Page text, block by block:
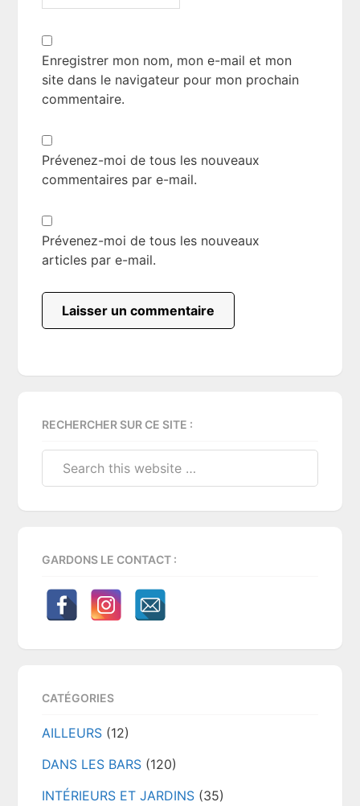
Enregistrer mon nom, mon e-mail et mon
site dans le navigateur pour mon prochain
commentaire.
Prévenez-moi de tous les nouveaux
commentaires par e-mail.
Prévenez-moi de tous les nouveaux
articles par e-mail.
Sidebar
RECHERCHER SUR CE SITE :
GARDONS LE CONTACT :
CATÉGORIES
AILLEURS (12)
DANS LES BARS (120)
INTÉRIEURS ET JARDINS (35)